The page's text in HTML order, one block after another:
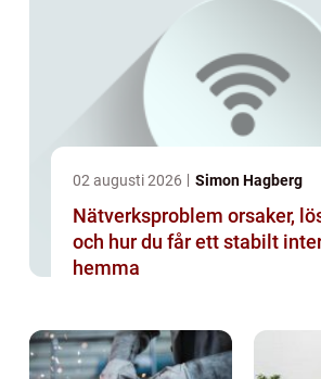
02 augusti 2026 Simon Hagberg
Nätverksproblem orsaker, lösningar
och hur du får ett stabilt
hemma